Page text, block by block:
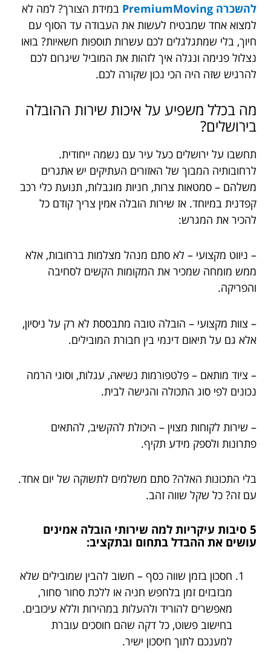
להשכרה PremiumMoving
במידת הצורך? למה לא
למצוא אחד שמבטיח לעשות את העבודה עד הסוף עם
חיוך, בלי שמתגלגלים לכם עשרות תוספות חשאיות? בואו
נצלול פנימה ונגלה איך לזהות את המוביל שיגרום לכם
להרגיש שזה היה הכי נכון שקורה לכם.
מה בכלל משפיע על איכות שירות ההובלה
בירושלים?
תחשבו על ירושלים כעל עיר עם נשמה ייחודית.
לרחובותיה המבוך של האזורים העתיקים יש אתגרים
משלהם – סמטאות צרות, חניות מוגבלות, תנועת כלי רכב
קפדנית במיוחד. אז שירות הובלה אמין צריך קודם כל
להכיר את המגרש:
– ניווט מקצועי – לא סתם מנהל מצלמות ברחובות, אלא
ממש מומחה שמכיר את המקומות הקשים לסחיבה
והפריקה.
– צוות מקצועי – הובלה טובה מתבססת לא רק על ניסיון,
אלא גם על תיאום דינמי בין חבורת המובילים.
– ציוד מותאם – פלטפורמות נשיאה, עגלות, וסוגי הרמה
נכונים לפי סוג התכולה והגישה לבית.
– שירות לקוחות מצוין – היכולת להקשיב, להתאים
פתרונות ולספק מידע תקיף.
בלי התכונות האלה? סתם משלמים לתשוקה של יום אחד.
עם זה? כל שקל שווה זהב.
5 סיבות עיקריות למה שירותי הובלה אמינים
עושים את ההבדל בתחום ובתקציב:
חסכון בזמן שווה כסף – חשוב להבין שמובילים שלא
מבזבזים זמן בלחפש חניה או ללכת סחור סחור,
מאפשרים להוריד ולהעלות במהירות וללא עיכובים.
בחישוב פשוט, כל דקה שהם חוסכים עוברת
למענכם לתוך חיסכון ישיר.